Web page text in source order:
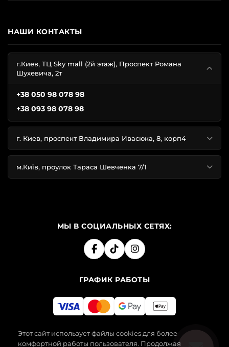
НАШИ КОНТАКТЫ
г.Киев, ТЦ Sky mall (2й этаж), Проспект Романа
Шухевича, 2т
+38 050 98 078 98
+38 093 98 078 98
г. Киев, проспект Владимира Ивасюка, 8, корп4
м.Київ, проулок Тараса Шевченка 7/1
МЫ В СОЦИАЛЬНЫХ СЕТЯХ:
ГРАФИК РАБОТЫ
Этот сайт использует файлы cookies для более
комфортной работы пользователя. Продолжая